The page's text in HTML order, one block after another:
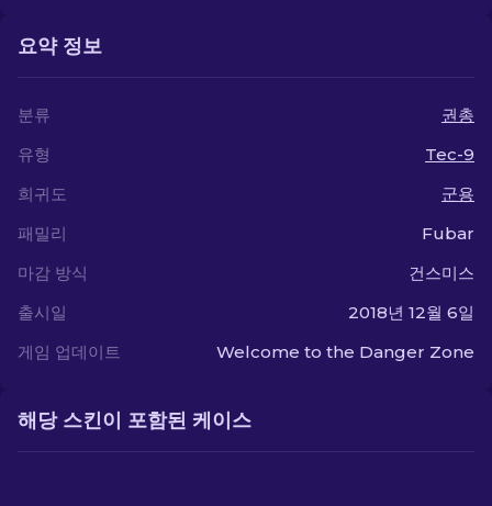
요약 정보
분류
권총
유형
Tec-9
희귀도
군용
패밀리
Fubar
마감 방식
건스미스
출시일
2018년 12월 6일
게임 업데이트
Welcome to the Danger Zone
해당 스킨이 포함된 케이스